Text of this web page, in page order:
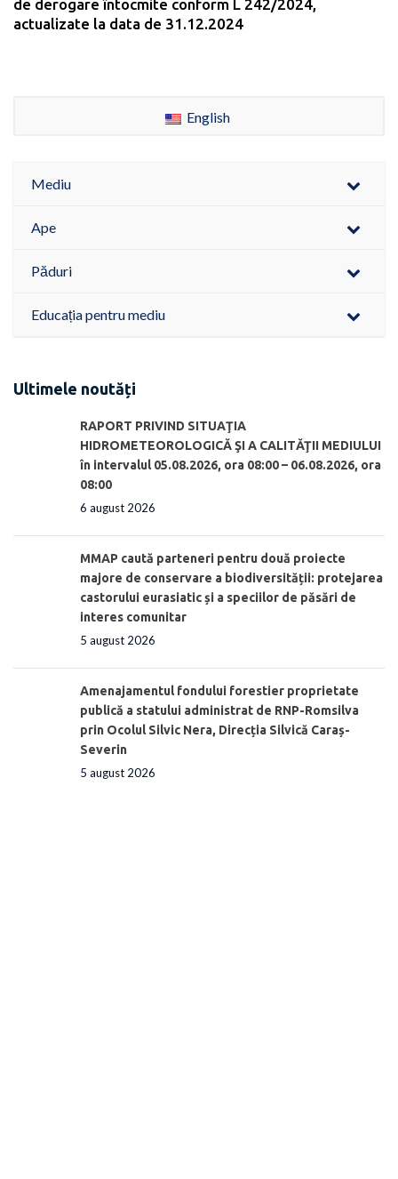
de derogare întocmite conform L 242/2024,
actualizate la data de 31.12.2024
English
Mediu
Ape
Păduri
Educația pentru mediu
Ultimele noutăți
RAPORT PRIVIND SITUAŢIA
HIDROMETEOROLOGICĂ ŞI A CALITĂŢII MEDIULUI
în intervalul 05.08.2026, ora 08:00 – 06.08.2026, ora
08:00
6 august 2026
MMAP caută parteneri pentru două proiecte
majore de conservare a biodiversității: protejarea
castorului eurasiatic și a speciilor de păsări de
interes comunitar
5 august 2026
Amenajamentul fondului forestier proprietate
publică a statului administrat de RNP-Romsilva
prin Ocolul Silvic Nera, Direcția Silvică Caraș-
Severin
5 august 2026